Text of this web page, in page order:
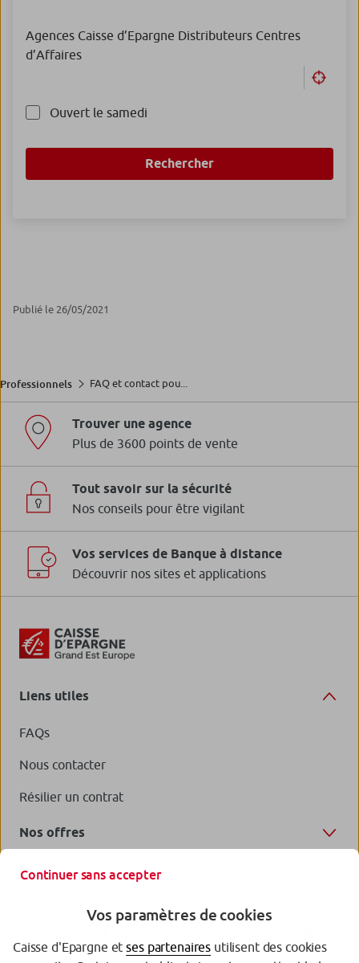
Agences Caisse d’Epargne Distributeurs Centres
d’Affaires
Ouvert le samedi
Rechercher
Publié le 26/05/2021
Professionnels FAQ et contact pou...
Trouver une agence
Plus de 3600 points de vente
Tout savoir sur la sécurité
Nos conseils pour être vigilant
Vos services de Banque à distance
Découvrir nos sites et applications
Liens utiles
FAQs
Nous contacter
Résilier un contrat
Nos offres
Continuer sans accepter
Vos paramètres de cookies
Caisse d'Epargne etses partenaires utilisent des cookies